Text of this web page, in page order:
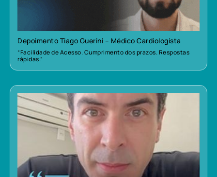
Depoimento Tiago Guerini – Médico Cardiologista
“Facilidade de Acesso. Cumprimento dos prazos. Respostas
rápidas.”